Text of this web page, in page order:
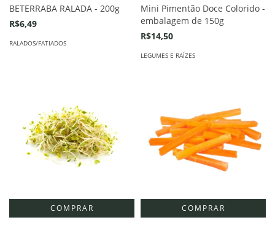
BETERRABA RALADA - 200g
R$6,49
RALADOS/FATIADOS
Mini Pimentão Doce Colorido -
embalagem de 150g
R$14,50
LEGUMES E RAÍZES